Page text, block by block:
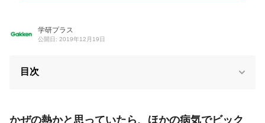
学研プラス
公開日: 2019年12月19日
目次
かぜの熱かと思っていたら、ほかの病気でビック